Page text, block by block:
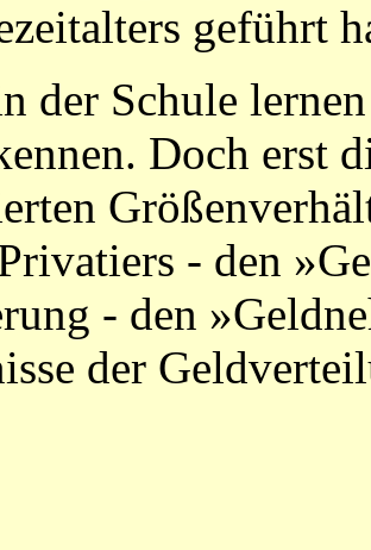
geführt
der Schule
Doch erst
- den
- den
der